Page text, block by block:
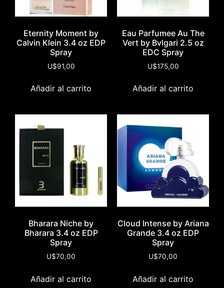
Eternity Moment by
Calvin Klein 3.4 oz EDP
Spray
U$91,00
Añadir al carrito
Eau Parfumee Au The
Vert by Bvlgari 2.5 oz
EDC Spray
U$175,00
Añadir al carrito
Bharara Niche by
Bharara 3.4 oz EDP
Spray
U$70,00
Añadir al carrito
Cloud Intense by Ariana
Grande 3.4 oz EDP
Spray
U$70,00
Añadir al carrito